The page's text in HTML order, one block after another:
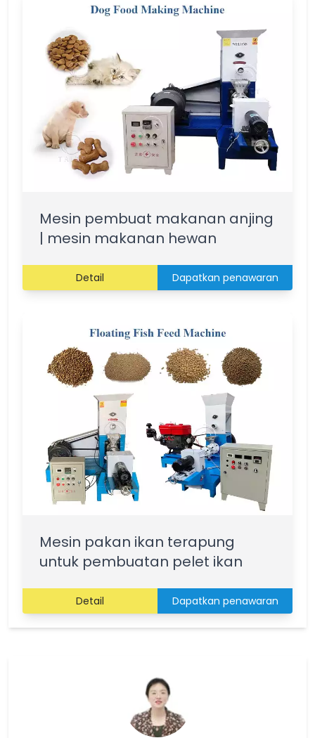
Mesin pembuat makanan anjing
| mesin makanan hewan
Detail Dapatkan penawaran
Mesin pakan ikan terapung
untuk pembuatan pelet ikan
Detail Dapatkan penawaran